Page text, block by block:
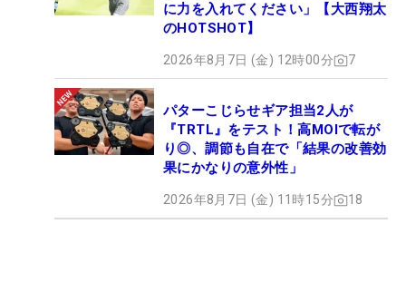
に力を入れてください」【大西翔太
のHOTSHOT】
2026年8月7日 (金) 12時00分 7
パターこじらせギア担当2人が
『TRTL』をテスト！高MOIで転が
り◎、調節も自在で「結果の改善効
果にかなりの意外性」
2026年8月7日 (金) 11時15分 18